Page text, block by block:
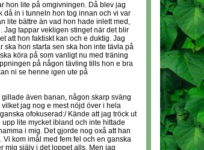
hon lite på omgivningen. Då blev jag
då in i tunneln hon tog innan och vi var
lite bättre än vad hon hade inlett med,
Jag tappar vekligen stinget när det blir
att hon faktiskt kan och e duktig. Jag
ska hon starta sen ska hon inte tävla på
köra på som vanligt nu med träning
på någon tävling tills hon e bra
ni se henne igen ute på
även banan, någon skarp sväng
jag nog e mest nöjd över i hela
ofokuserad:/ Kände att jag tröck ut
lite mycket ibland och inte hittade
i mig. Det gjorde nog oxå att han
kom imål med fem fel och en ganska
mig själv i det loppet alls. Men jag